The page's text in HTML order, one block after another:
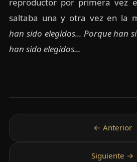
saltaba una y otra vez en la
han sido elegidos... Porque han
han sido elegidos...